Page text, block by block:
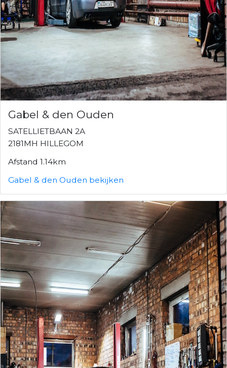
Gabel & den Ouden
SATELLIETBAAN 2A
2181MH HILLEGOM
Afstand 1.14km
Gabel & den Ouden bekijken